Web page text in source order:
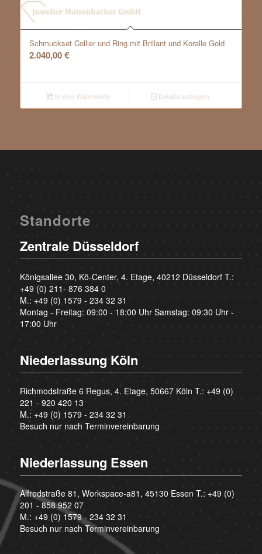
Schmuckset Collier und Ring mit Brillant und Koralle Gold
2.040,00€
In den Warenkorb Details anzeigen
Standorte
Zentrale Düsseldorf
Königsallee 30, Kö-Center, 4. Etage, 40212 Düsseldorf T.:
+49 (0) 211- 876 384 0
M.: +49 (0) 1579 - 234 32 31
Montag - Freitag: 09:00 - 18:00 Uhr Samstag: 09:30 Uhr -
17:00 Uhr
Niederlassung Köln
Richmodstraße 6 Regus, 4. Etage, 50667 Köln T.: +49 (0)
221 - 920 420 13
M.: +49 (0) 1579 - 234 32 31
Besuch nur nach Terminvereinbarung
Niederlassung Essen
Alfredstraße 81, Workspace-a81, 45130 Essen T.: +49 (0)
201 - 858 952 07
M.: +49 (0) 1579 - 234 32 31
Besuch nur nach Terminvereinbarung